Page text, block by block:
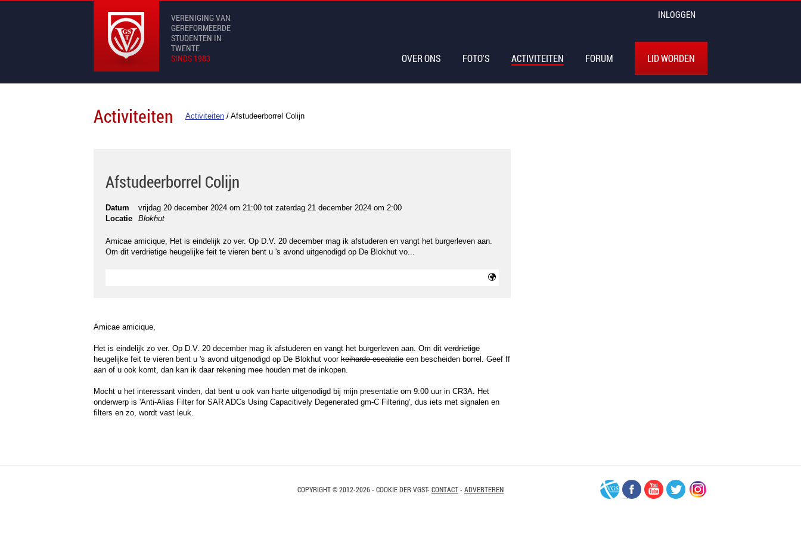
VERENIGING VAN
GEREFORMEERDE
STUDENTEN IN
TWENTE
SINDS 1983
INLOGGEN
OVER ONS FOTO'S ACTIVITEITEN FORUM LID WORDEN
Activiteiten Activiteiten / Afstudeerborrel Colijn
Afstudeerborrel Colijn
Datum vrijdag 20 december 2024 om 21:00 tot zaterdag 21 december 2024 om 2:00
Locatie
Blokhut
Amicae amicique, Het is eindelijk zo ver. Op D.V. 20 december mag ik afstuderen en vangt het burgerleven aan.
Om dit verdrietige heugelijke feit te vieren bent u 's avond uitgenodigd op De Blokhut vo...
Amicae amicique,
Het is eindelijk zo ver. Op D.V. 20 december mag ik afstuderen en vangt het burgerleven aan. Om dit verdrietige
heugelijke feit te vieren bent u 's avond uitgenodigd op De Blokhut voor keiharde escalatie een bescheiden borrel. Geef ff
aan of u ook komt, dan kan ik daar rekening mee houden met de inkopen.
Mocht u het interessant vinden, dat bent u ook van harte uitgenodigd bij mijn presentatie om 9:00 uur in CR3A. Het
onderwerp is 'Anti-Alias Filter for SAR ADCs Using Capacitively Degenerated gm-C Filtering', dus iets met signalen en
filters en zo, wordt vast leuk.
COPYRIGHT © 2012-2026 - COOKIE DER VGST- CONTACT- ADVERTEREN